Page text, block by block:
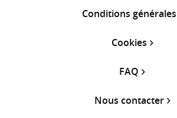
Conditions générales
Cookies
FAQ
Nous contacter